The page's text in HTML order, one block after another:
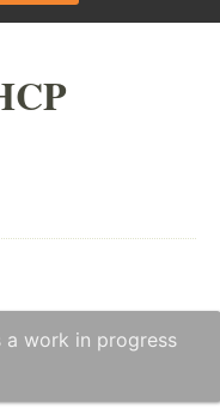
a work in progress